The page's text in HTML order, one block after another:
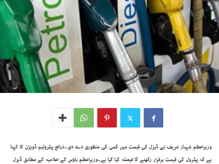
وزیراعظم شہباز شریف نے ڈیزل کی قیمت میں کمی کی منظوری دے دی۔ذرائع پیٹرولیم ڈویژن کا کہنا
ہے کہ پیٹرول کی قیمت برقرار رکھنے کا فیصلہ کیا گیا ہے۔وزیراعظم ہاؤس کے اعلامیہ کے مطابق ڈیزل